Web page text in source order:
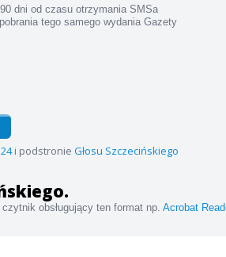
dni od czasu otrzymania SMSa
tego samego wydania Gazety
i podstronie Głosu Szczecińskiego
obsługujący ten format np. Acrobat